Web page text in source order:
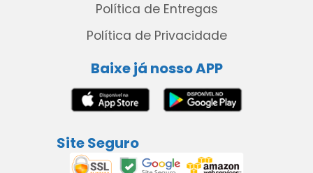
Política de Entregas
Política de Privacidade
Baixe já nosso APP
Site Seguro